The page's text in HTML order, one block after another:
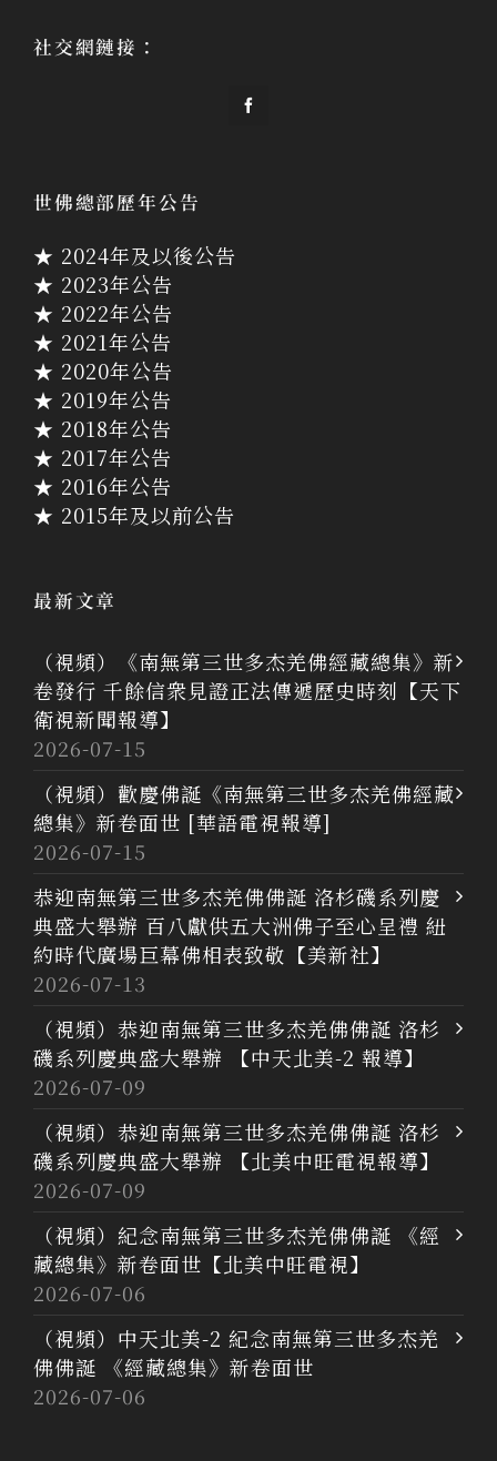
社交網鏈接：
世佛總部歷年公告
★ 2024年及以後公告
★ 2023年公告
★ 2022年公告
★ 2021年公告
★ 2020年公告
★ 2019年公告
★ 2018年公告
★ 2017年公告
★ 2016年公告
★ 2015年及以前公告
最新文章
（視頻）《南無第三世多杰羌佛經藏總集》新
卷發行 千餘信衆見證正法傳遞歷史時刻【天下
衛視新聞報導】
2026-07-15
（視頻）歡慶佛誕《南無第三世多杰羌佛經藏
總集》新卷面世 [華語電視報導]
2026-07-15
恭迎南無第三世多杰羌佛佛誕 洛杉磯系列慶
典盛大舉辦 百八獻供五大洲佛子至心呈禮 紐
約時代廣場巨幕佛相表致敬【美新社】
2026-07-13
（視頻）恭迎南無第三世多杰羌佛佛誕 洛杉
磯系列慶典盛大舉辦 【中天北美-2 報導】
2026-07-09
（視頻）恭迎南無第三世多杰羌佛佛誕 洛杉
磯系列慶典盛大舉辦 【北美中旺電視報導】
2026-07-09
（視頻）紀念南無第三世多杰羌佛佛誕 《經
藏總集》新卷面世【北美中旺電視】
2026-07-06
（視頻）中天北美-2 紀念南無第三世多杰羌
佛佛誕 《經藏總集》新卷面世
2026-07-06